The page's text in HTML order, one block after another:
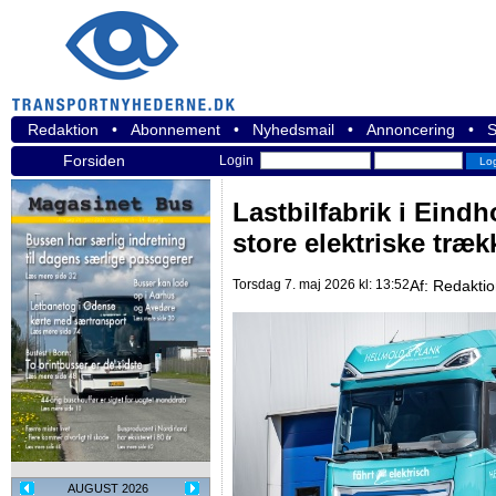
Redaktion • Abonnement • Nyhedsmail • Annoncering •
Forsiden
Login
AUGUST 2026
Lastbilfabrik i
store elektriske
Torsdag 7. maj 2026 kl: 13:52Af: